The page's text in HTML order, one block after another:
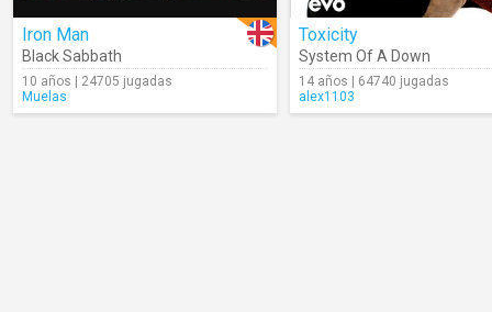
Iron Man
Black Sabbath
10 años | 24705 jugadas
Muelas
Toxicity
System Of A Down
14 años | 64740 jugadas
alex1103